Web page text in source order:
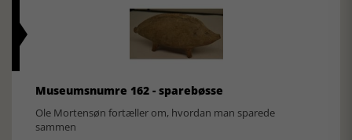
Museumsnumre 162 - sparebøsse
Ole Mortensøn fortæller om, hvordan man sparede
sammen